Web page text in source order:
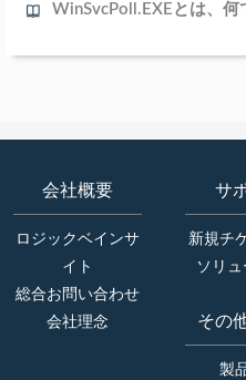
WinSvcPoll.EXEとは、何
会社概要
ロジックベインサ
イト
総合お問い合わせ
会社理念
サ
新規チ
ソリ
その
製